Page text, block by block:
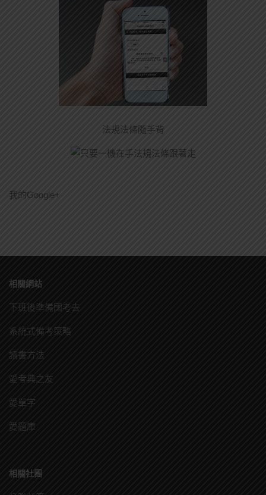
法規法條隨手背
我的Google+
相關網站
下班後準備國考去
系統式備考策略
讀書方法
愛考典之友
愛單字
愛題庫
相關社團